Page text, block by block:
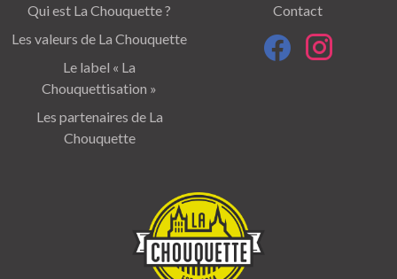
Qui est La Chouquette ?
Les valeurs de La Chouquette
Le label « La
Chouquettisation »
Les partenaires de La
Chouquette
Contact